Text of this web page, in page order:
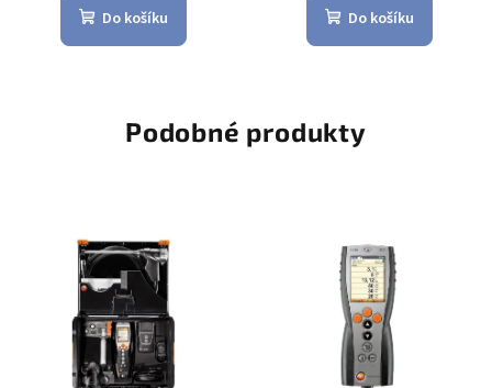
Do košíku Do košíku
Podobné produkty